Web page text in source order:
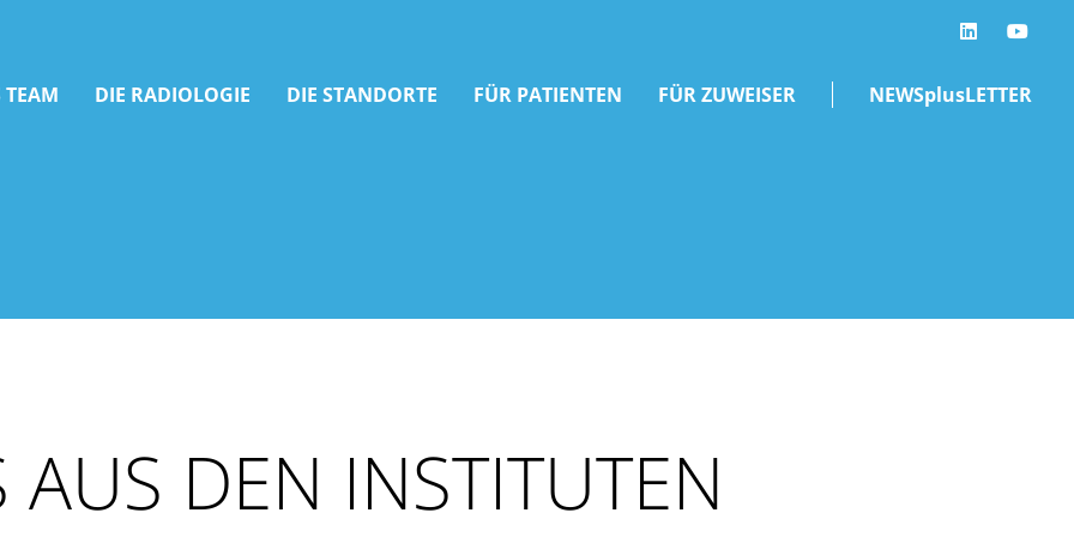
LinkedIn
TEAM DIE RADIOLOGIE DIE STANDORTE FÜR PATIENTEN FÜR ZUWEISER NEWSplusLETTER
AUS DEN INSTITUTEN